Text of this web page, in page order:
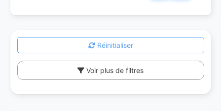
Réinitialiser
Voir plus de filtres